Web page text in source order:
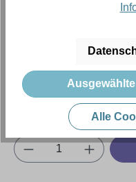
582,91 €
Inhalt: 1 Stück (Menge)
Preise exkl. MwSt. zzgl.
Produkt Anzahl:
Alle